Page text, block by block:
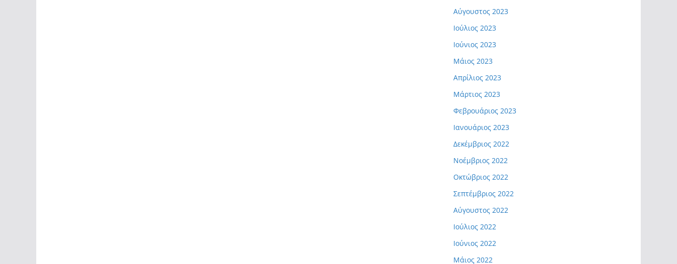
Αύγουστος 2023
Ιούλιος 2023
Ιούνιος 2023
Μάιος 2023
Απρίλιος 2023
Μάρτιος 2023
Φεβρουάριος 2023
Ιανουάριος 2023
Δεκέμβριος 2022
Νοέμβριος 2022
Οκτώβριος 2022
Σεπτέμβριος 2022
Αύγουστος 2022
Ιούλιος 2022
Ιούνιος 2022
Μάιος 2022